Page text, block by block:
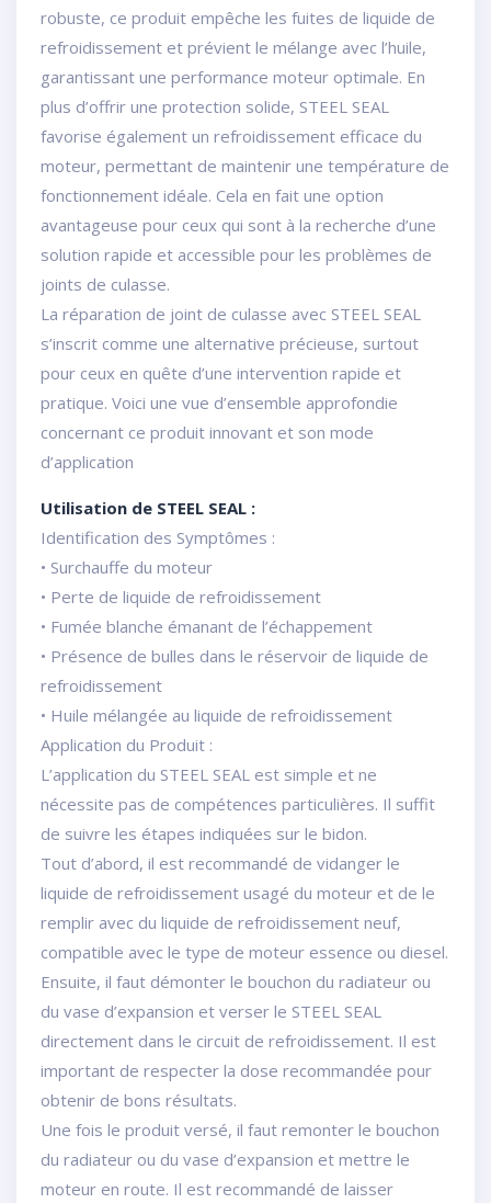
robuste, ce produit empêche les fuites de liquide de
refroidissement et prévient le mélange avec l’huile,
garantissant une performance moteur optimale. En
plus d’offrir une protection solide, STEEL SEAL
favorise également un refroidissement efficace du
moteur, permettant de maintenir une température de
fonctionnement idéale. Cela en fait une option
avantageuse pour ceux qui sont à la recherche d’une
solution rapide et accessible pour les problèmes de
joints de culasse.
La réparation de joint de culasse avec STEEL SEAL
s’inscrit comme une alternative précieuse, surtout
pour ceux en quête d’une intervention rapide et
pratique. Voici une vue d’ensemble approfondie
concernant ce produit innovant et son mode
d’application
Utilisation de STEEL SEAL :
Identification des Symptômes :
• Surchauffe du moteur
• Perte de liquide de refroidissement
• Fumée blanche émanant de l’échappement
• Présence de bulles dans le réservoir de liquide de
refroidissement
• Huile mélangée au liquide de refroidissement
Application du Produit :
L’application du STEEL SEAL est simple et ne
nécessite pas de compétences particulières. Il suffit
de suivre les étapes indiquées sur le bidon.
Tout d’abord, il est recommandé de vidanger le
liquide de refroidissement usagé du moteur et de le
remplir avec du liquide de refroidissement neuf,
compatible avec le type de moteur essence ou diesel.
Ensuite, il faut démonter le bouchon du radiateur ou
du vase d’expansion et verser le STEEL SEAL
directement dans le circuit de refroidissement. Il est
important de respecter la dose recommandée pour
obtenir de bons résultats.
Une fois le produit versé, il faut remonter le bouchon
du radiateur ou du vase d’expansion et mettre le
moteur en route. Il est recommandé de laisser